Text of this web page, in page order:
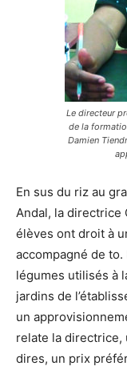
Le directeur
de la
Damien
En sus du riz au
Andal, la directrice
élèves ont droit à
accompagné de
légumes utilisés à
jardins de
un
relate la directrice,
dires, un prix